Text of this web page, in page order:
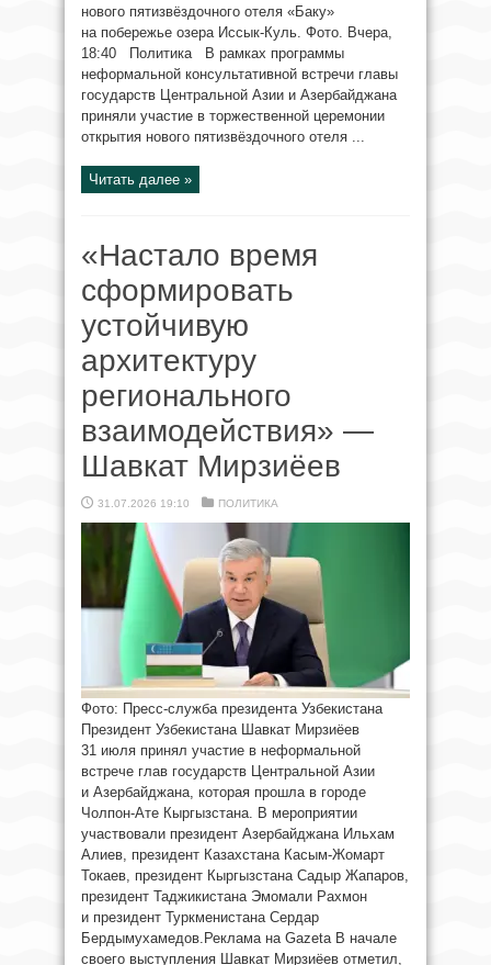
нового пятизвёздочного отеля «Баку»
на побережье озера Иссык-Куль. Фото. Вчера,
18:40 Политика В рамках программы
неформальной консультативной встречи главы
государств Центральной Азии и Азербайджана
приняли участие в торжественной церемонии
открытия нового пятизвёздочного отеля ...
Читать далее »
«Настало время
сформировать
устойчивую
архитектуру
регионального
взаимодействия» —
Шавкат Мирзиёев
31.07.2026 19:10 ПОЛИТИКА
Фото: Пресс-служба президента Узбекистана
Президент Узбекистана Шавкат Мирзиёев
31 июля принял участие в неформальной
встрече глав государств Центральной Азии
и Азербайджана, которая прошла в городе
Чолпон-Ате Кыргызстана. В мероприятии
участвовали президент Азербайджана Ильхам
Алиев, президент Казахстана Касым-Жомарт
Токаев, президент Кыргызстана Садыр Жапаров,
президент Таджикистана Эмомали Рахмон
и президент Туркменистана Сердар
Бердымухамедов.Реклама на Gazeta В начале
своего выступления Шавкат Мирзиёев отметил,